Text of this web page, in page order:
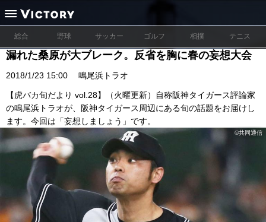
総合 野球 サッカー ゴルフ 相撲 テニス
漏れた桑原が大ブレーク。反省を胸に春の妄想大会
2018/1/23 15:00 鳴尾浜トラオ
【虎バカ旬だより vol.28】（火曜更新）自称阪神タイガース評論家
の鳴尾浜トラオが、阪神タイガース周辺にある旬の話題をお届けし
ます。今回は「妄想しましょう」です。
©︎共同通信